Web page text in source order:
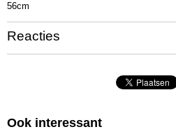
56cm
Reacties
Ook interessant